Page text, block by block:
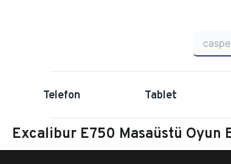
Telefon Tablet
Excalibur E750 Masaüstü Oyun